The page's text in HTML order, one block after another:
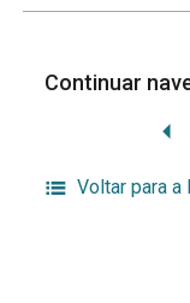
Continuar
Voltar para